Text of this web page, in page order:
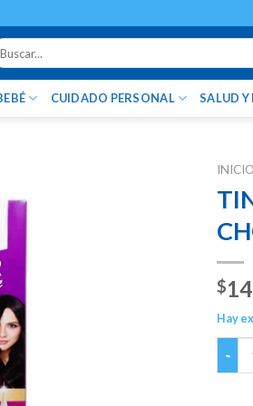
CUIDADO PERSONAL SALUD
INICIO
$
Hay